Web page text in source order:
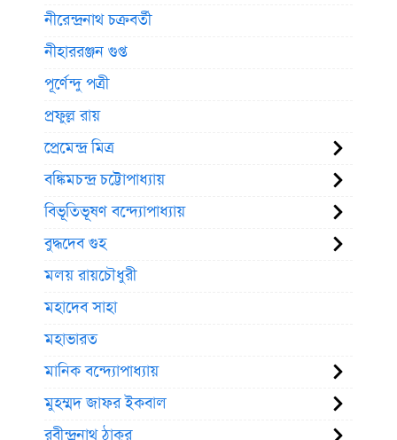
নীরেন্দ্রনাথ চক্রবর্তী
নীহাররঞ্জন গুপ্ত
পূর্ণেন্দু পত্রী
প্রফুল্ল রায়
প্রেমেন্দ্র মিত্র
বঙ্কিমচন্দ্র চট্টোপাধ্যায়
বিভূতিভূষণ বন্দ্যোপাধ্যায়
বুদ্ধদেব গুহ
মলয় রায়চৌধুরী
মহাদেব সাহা
মহাভারত
মানিক বন্দ্যোপাধ্যায়
মুহম্মদ জাফর ইকবাল
রবীন্দ্রনাথ ঠাকুর